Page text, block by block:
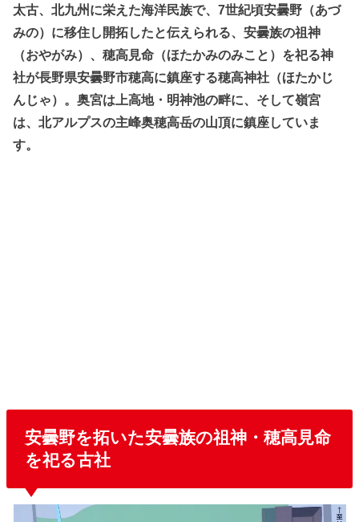
太古、北九州に栄えた海洋民族で、7世紀頃安曇野（あづ
みの）に移住し開拓したと伝えられる、安曇族の祖神
（おやがみ）、穂高見命（ほたかみのみこと）を祀る神
社が長野県安曇野市穂高に鎮座する穂高神社（ほたかじ
んじゃ）。奥宮は上高地・明神池の畔に、そして嶺宮
は、北アルプスの主峰奥穂高岳の山頂に鎮座していま
す。
安曇野を拓いた安曇族の祖神・穂高見命
を祀る古社